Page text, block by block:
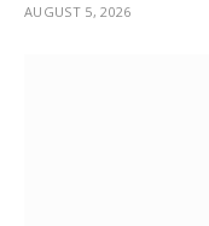
AUGUST 5, 2026